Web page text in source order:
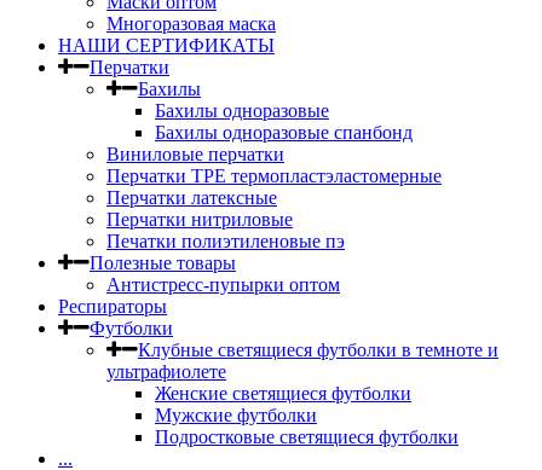
Многоразовая маска
НАШИ СЕРТИФИКАТЫ
Перчатки
Бахилы
Бахилы одноразовые
Бахилы одноразовые спанбонд
Виниловые перчатки
Перчатки TPE термопластэластомерные
Перчатки латексные
Перчатки нитриловые
Печатки полиэтиленовые пэ
Полезные товары
Антистресс-пупырки оптом
Респираторы
Футболки
Клубные светящиеся футболки в темноте и
ультрафиолете
Женские светящиеся футболки
Мужские футболки
Подростковые светящиеся футболки
...